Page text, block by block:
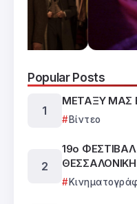
Popular Posts
ΜΕΤΑΞΥ ΜΑΣ
Βίντεο
19ο